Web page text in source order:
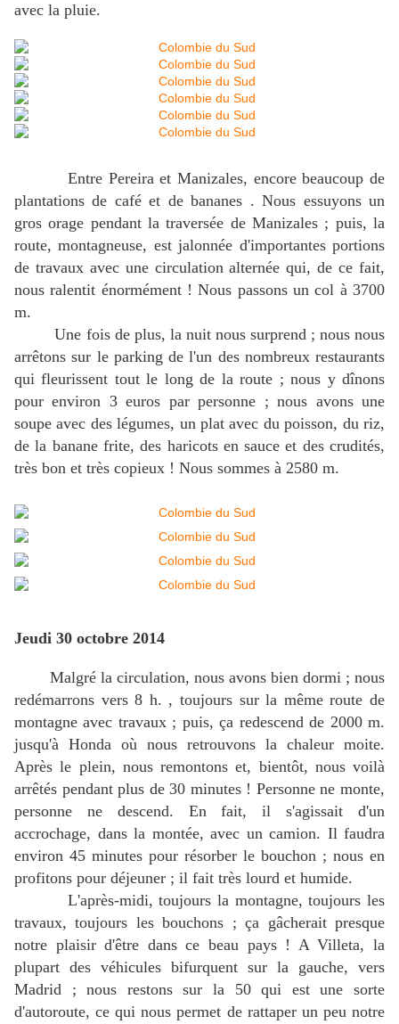
avec la pluie.
Entre Pereira et Manizales, encore beaucoup de
plantations de café et de bananes . Nous essuyons un
gros orage pendant la traversée de Manizales ; puis, la
route, montagneuse, est jalonnée d'importantes portions
de travaux avec une circulation alternée qui, de ce fait,
nous ralentit énormément ! Nous passons un col à 3700
m.
Une fois de plus, la nuit nous surprend ; nous nous
arrêtons sur le parking de l'un des nombreux restaurants
qui fleurissent tout le long de la route ; nous y dînons
pour environ 3 euros par personne ; nous avons une
soupe avec des légumes, un plat avec du poisson, du riz,
de la banane frite, des haricots en sauce et des crudités,
très bon et très copieux ! Nous sommes à 2580 m.
Jeudi 30 octobre 2014
Malgré la circulation, nous avons bien dormi ; nous
redémarrons vers 8 h. , toujours sur la même route de
montagne avec travaux ; puis, ça redescend de 2000 m.
jusqu'à Honda où nous retrouvons la chaleur moite.
Après le plein, nous remontons et, bientôt, nous voilà
arrêtés pendant plus de 30 minutes ! Personne ne monte,
personne ne descend. En fait, il s'agissait d'un
accrochage, dans la montée, avec un camion. Il faudra
environ 45 minutes pour résorber le bouchon ; nous en
profitons pour déjeuner ; il fait très lourd et humide.
L'après-midi, toujours la montagne, toujours les
travaux, toujours les bouchons ; ça gâcherait presque
notre plaisir d'être dans ce beau pays ! A Villeta, la
plupart des véhicules bifurquent sur la gauche, vers
Madrid ; nous restons sur la 50 qui est une sorte
d'autoroute, ce qui nous permet de rattaper un peu notre